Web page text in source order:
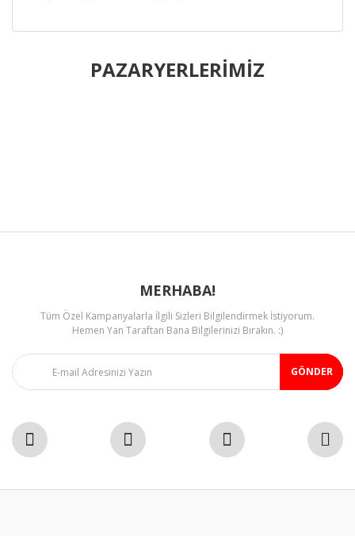
Bu ürüne ilk yorumu siz yapın!
konularda yetersiz gördüğünüz noktaları öneri formunu
kullanarak tarafımıza iletebilirsiniz.
Gönder
PAZARYERLERİMİZ
MERHABA!
Tüm Özel Kampanyalarla İlgili Sizleri Bilgilendirmek İstiyorum.
Hemen Yan Taraftan Bana Bilgilerinizi Bırakın. :)
GÖNDER